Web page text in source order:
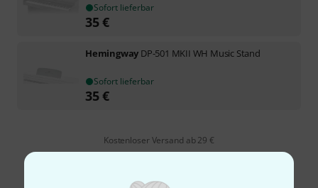
Sofort lieferbar
35€
Hemingway DP-501 MKII WH Music Stand
Sofort lieferbar
35€
Kostenloser Versand ab 29 €
Alle Preise inkl. MwSt.